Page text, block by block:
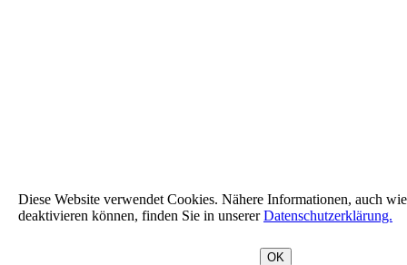
Diese Website verwendet Cookies. Nähere Informationen, auch
deaktivieren können, finden Sie in unsererDatenschutzerklärung.
OK